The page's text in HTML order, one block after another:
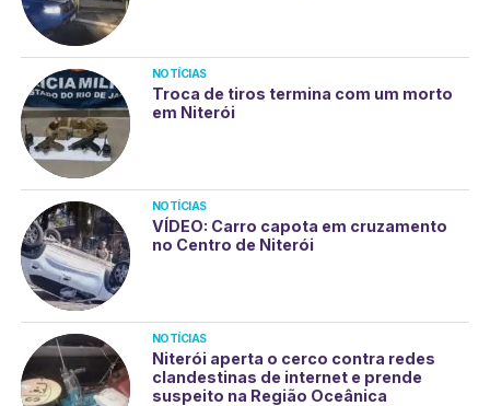
NOTÍCIAS
Troca de tiros termina com um morto
em Niterói
NOTÍCIAS
VÍDEO: Carro capota em cruzamento
no Centro de Niterói
NOTÍCIAS
Niterói aperta o cerco contra redes
clandestinas de internet e prende
suspeito na Região Oceânica